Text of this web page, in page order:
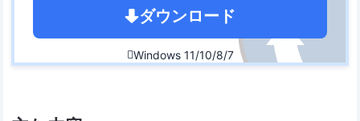
ダウンロード
Windows 11/10/8/7